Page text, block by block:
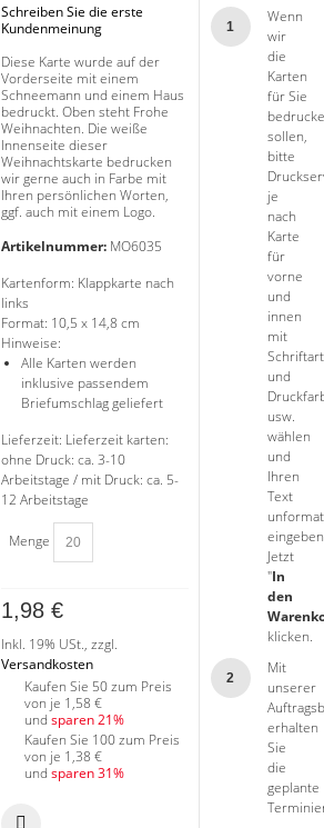
Schreiben Sie die erste
Kundenmeinung
Diese Karte wurde auf der
Vorderseite mit einem
Schneemann und einem Haus
bedruckt. Oben steht Frohe
Weihnachten. Die weiße
Innenseite dieser
Weihnachtskarte bedrucken
wir gerne auch in Farbe mit
Ihren persönlichen Worten,
ggf. auch mit einem Logo.
Artikelnummer: MO6035
Kartenform: Klappkarte nach
links
Format: 10,5 x 14,8 cm
Hinweise:
Alle Karten werden
inklusive passendem
Briefumschlag geliefert
Lieferzeit: Lieferzeit karten:
ohne Druck: ca. 3-10
Arbeitstage / mit Druck: ca. 5-
12 Arbeitstage
Menge
1,98 €
Inkl. 19% USt.,zzgl.
Versandkosten
Kaufen Sie 50 zum Preis
von je 1,58 €
undsparen21%
Kaufen Sie 100 zum Preis
von je 1,38 €
undsparen31%
1
Wenn
wir
die
Karten
für Sie
sollen,
bitte
je
nach
Karte
für
vorne
und
innen
mit
Schriftart
und
usw.
wählen
und
Ihren
Text
Jetzt
"In
den
klicken.
2
Mit
unserer
erhalten
Sie
die
geplante